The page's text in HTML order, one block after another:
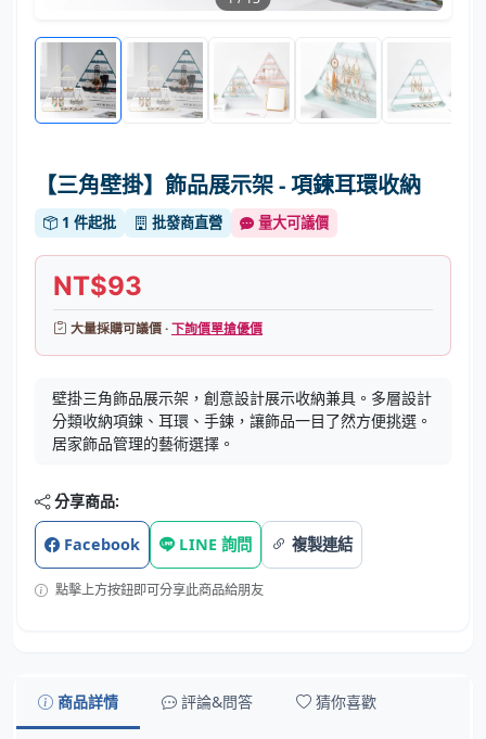
【三角壁掛】飾品展示架 - 項鍊耳環收納
1 件起批 批發商直營 量大可議價
NT$93
大量採購可議價 ·下詢價單搶優價
壁掛三角飾品展示架，創意設計展示收納兼具。多層設計
分類收納項鍊、耳環、手鍊，讓飾品一目了然方便挑選。
居家飾品管理的藝術選擇。
分享商品:
Facebook LINE 詢問 複製連結
點擊上方按鈕即可分享此商品給朋友
商品詳情 評論&問答 猜你喜歡